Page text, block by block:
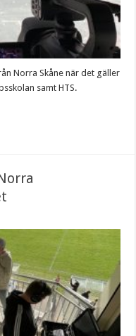
Norra Skåne när det gäller
samt HTS.